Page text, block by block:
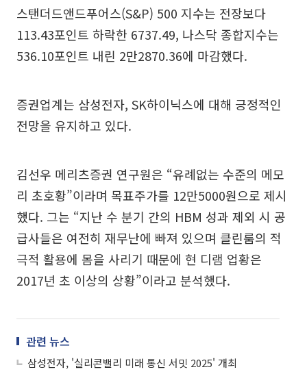
스탠더드앤드푸어스(S&P) 500 지수는 전장보다
113.43포인트 하락한 6737.49, 나스닥 종합지수는
536.10포인트 내린 2만2870.36에 마감했다.
증권업계는 삼성전자, SK하이닉스에 대해 긍정적인
전망을 유지하고 있다.
김선우 메리츠증권 연구원은 “유례없는 수준의 메모
리 초호황”이라며 목표주가를 12만5000원으로 제시
했다. 그는 “지난 수 분기 간의 HBM 성과 제외 시 공
급사들은 여전히 재무난에 빠져 있으며 클린룸의 적
극적 활용에 몸을 사리기 때문에 현 디램 업황은
2017년 초 이상의 상황”이라고 분석했다.
관련 뉴스
삼성전자, '실리콘밸리 미래 통신 서밋 2025' 개최